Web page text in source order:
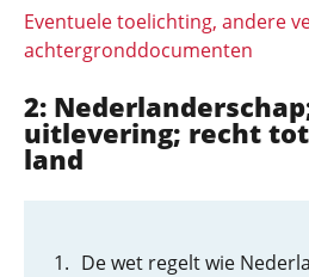
Eventuele toelichting, andere
achtergronddocumenten
2:
uitlevering; recht
land
De wet regelt wie